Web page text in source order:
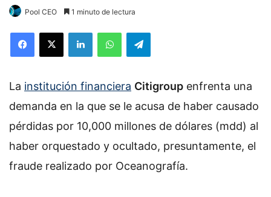
Pool CEO 1 minuto de lectura
La institución financiera Citigroup enfrenta una
demanda en la que se le acusa de haber causado
pérdidas por 10,000 millones de dólares (mdd) al
haber orquestado y ocultado, presuntamente, el
fraude realizado por Oceanografía.